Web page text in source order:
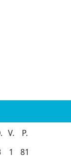
V.
P.
1 81